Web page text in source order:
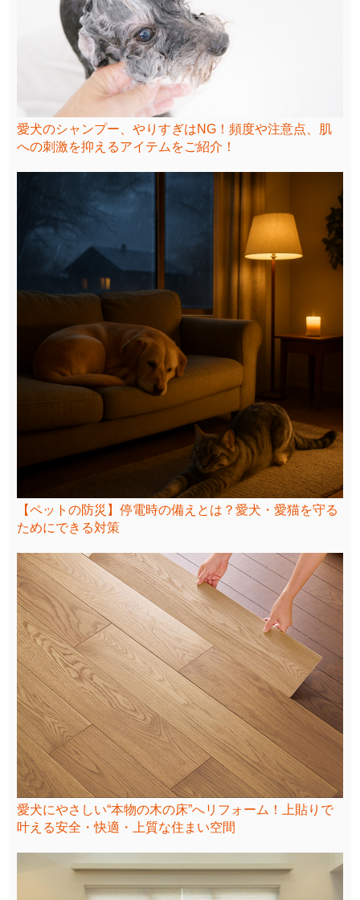
愛犬のシャンプー、やりすぎはNG！頻度や注意点、肌
への刺激を抑えるアイテムをご紹介！
【ペットの防災】停電時の備えとは？愛犬・愛猫を守る
ためにできる対策
愛犬にやさしい“本物の木の床”へリフォーム！上貼りで
叶える安全・快適・上質な住まい空間